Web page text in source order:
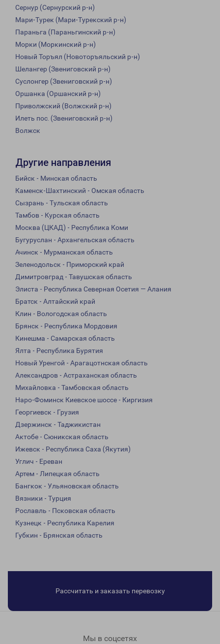
Сернур (Сернурский р-н)
Мари-Турек (Мари-Турекский р-н)
Параньга (Параньгинский р-н)
Морки (Моркинский р-н)
Новый Торъял (Новоторъяльский р-н)
Шелангер (Звениговский р-н)
Суслонгер (Звениговский р-н)
Оршанка (Оршанский р-н)
Приволжский (Волжский р-н)
Илеть пос. (Звениговский р-н)
Волжск
Другие направления
Бийск - Минская область
Каменск-Шахтинский - Омская область
Сызрань - Тульская область
Тамбов - Курская область
Москва (ЦКАД) - Республика Коми
Бугуруслан - Архангельская область
Ачинск - Мурманская область
Зеленодольск - Приморский край
Димитровград - Тавушская область
Элиста - Республика Северная Осетия — Алания
Братск - Алтайский край
Клин - Вологодская область
Брянск - Республика Мордовия
Кинешма - Самарская область
Ялта - Республика Бурятия
Новый Уренгой - Арагацотнская область
Александров - Астраханская область
Михайловка - Тамбовская область
Наро-Фоминск Киевское шоссе - Киргизия
Георгиевск - Грузия
Дзержинск - Таджикистан
Актобе - Сюникская область
Ижевск - Республика Саха (Якутия)
Углич - Ереван
Артем - Липецкая область
Бангкок - Ульяновская область
Вязники - Турция
Рославль - Псковская область
Кузнецк - Республика Карелия
Губкин - Брянская область
Рассчитать и заказать перевозку
Мы в соцсетях